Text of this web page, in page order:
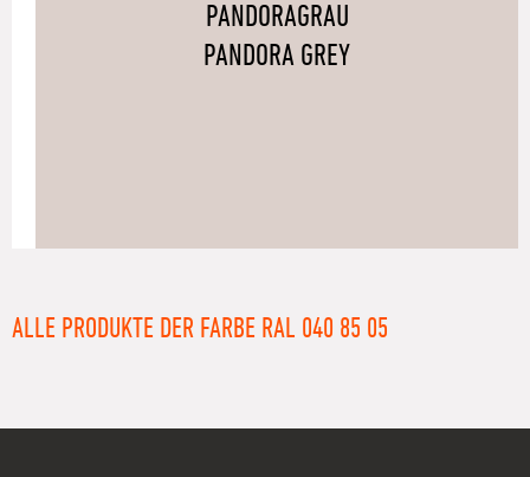
PANDORAGRAU
PANDORA GREY
ALLE PRODUKTE DER FARBE RAL 040 85 05